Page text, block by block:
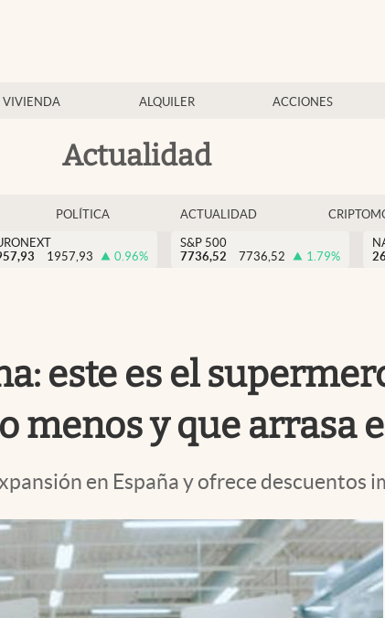
VIVIENDA ALQUILER ACCIONES
Actualidad
POLÍTICA ACTUALIDAD
1957,93 0.96%
S&P 500
7736,52
7736,52 1.79%
este es el
menos y que arrasa
en España y ofrece descuentos